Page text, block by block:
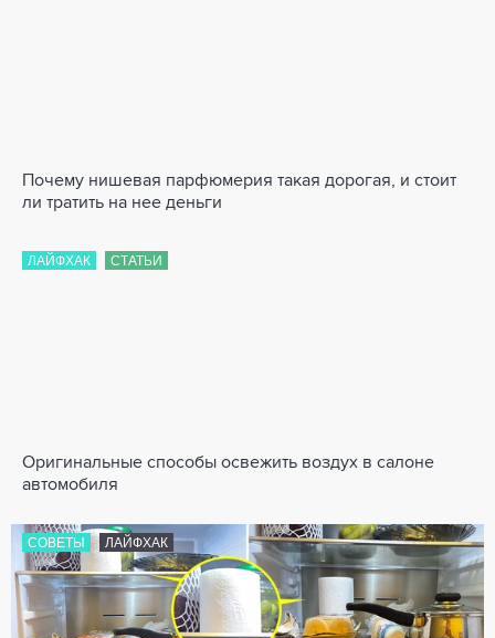
Почему нишевая парфюмерия такая дорогая, и стоит
ли тратить на нее деньги
ЛАЙФХАК СТАТЬИ
Оригинальные способы освежить воздух в салоне
автомобиля
СОВЕТЫ ЛАЙФХАК